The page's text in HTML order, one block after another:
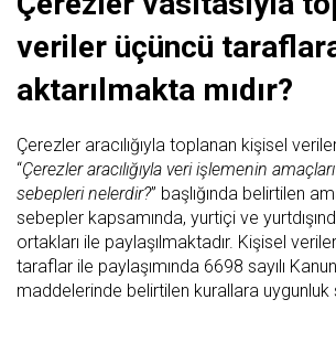
veriler üçüncü
aktarılmakta mıdır?
Çerezler aracılığıyla toplanan kişisel
“Çerezler aracılığıyla veri işlemenin
sebepleri nelerdir?” başlığında belirtilen
sebepler kapsamında, yurtiçi ve
ortakları ile paylaşılmaktadır. Kişisel
taraflar ile paylaşımında 6698 sayılı
maddelerinde belirtilen kurallara uygunluk